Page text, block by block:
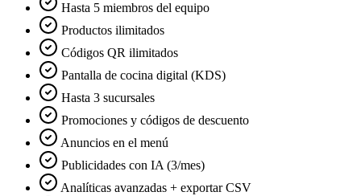
Hasta 5 miembros del equipo
Productos ilimitados
Códigos QR ilimitados
Pantalla de cocina digital (KDS)
Hasta 3 sucursales
Promociones y códigos de descuento
Anuncios en el menú
Publicidades con IA (3/mes)
Analíticas avanzadas + exportar CSV